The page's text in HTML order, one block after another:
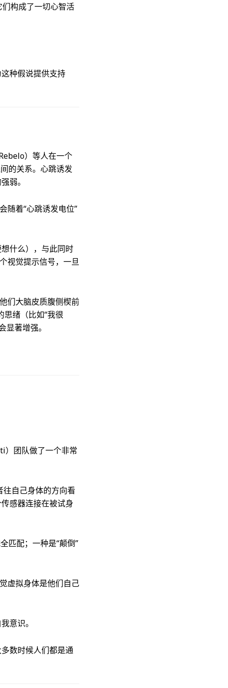
构成了一切心智活
种假说提供支持
）等人在一个
的关系。心跳诱发
弱。
随着“心跳诱发电位”
什么），与此同时
视觉提示信号，一旦
们大脑皮质腹侧楔前
绪（比如“我很
著增强。
）团队做了一个非常
自己身体的方向看
感器连接在被试身
匹配；一种是“颠倒”
虚拟身体是他们自己
意识。
数时候人们都是通